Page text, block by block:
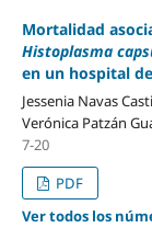
Mortalidad
Histoplasma
en un hospital
Jessenia Navas
Verónica Patzán
7-20
PDF
Ver todos los